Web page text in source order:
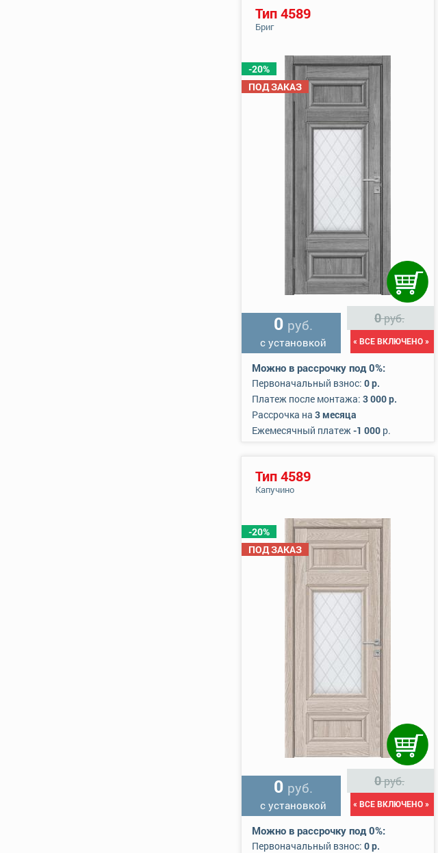
-20%
ПОД ЗАКАЗ
Тип 4589
Бриг
0 руб.
с установкой
0руб.
« ВСЕ ВКЛЮЧЕНО »
Можно в рассрочку под 0%:
Первоначальный взнос: 0 р.
Платеж после монтажа: 3 000 р.
Рассрочка на 3 месяца
Ежемесячный платеж-1 000 р.
-20%
ПОД ЗАКАЗ
Тип 4589
Капучино
0 руб.
с установкой
0руб.
« ВСЕ ВКЛЮЧЕНО »
Можно в рассрочку под 0%:
Первоначальный взнос: 0 р.